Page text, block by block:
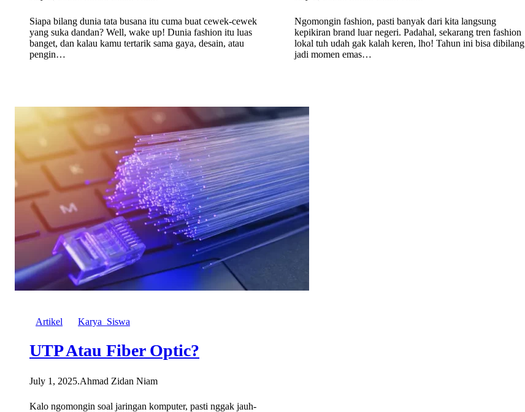
Siapa bilang dunia tata busana itu cuma buat cewek-cewek
yang suka dandan? Well, wake up! Dunia fashion itu luas
banget, dan kalau kamu tertarik sama gaya, desain, atau
pengin…
Ngomongin fashion, pasti banyak dari kita langsung
kepikiran brand luar negeri. Padahal, sekarang tren fashion
lokal tuh udah gak kalah keren, lho! Tahun ini bisa dibilang
jadi momen emas…
Artikel Karya_Siswa
UTP Atau Fiber Optic?
July 1, 2025.Ahmad Zidan Niam
Kalo ngomongin soal jaringan komputer, pasti nggak jauh-